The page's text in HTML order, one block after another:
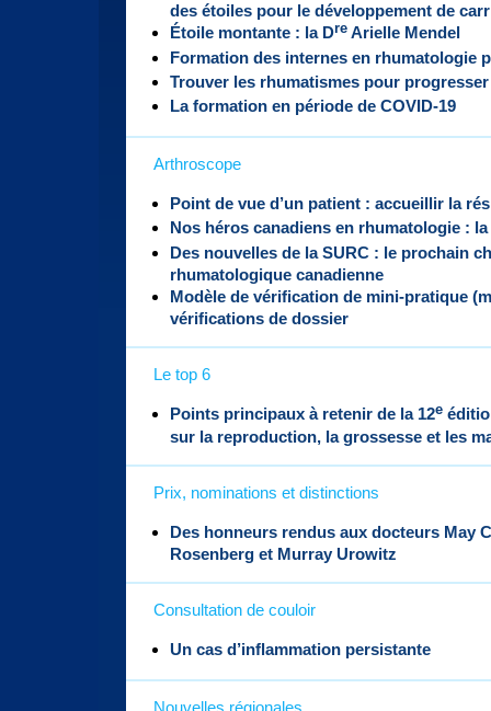
des étoiles pour le développement de
Étoile montante : la Dre Arielle Mendel
Formation des internes en rhumatologie
Trouver les rhumatismes pour
La formation en période de COVID-19
Arthroscope
Point de vue d’un patient : accueillir la
Nos héros canadiens en rhumatologie : la
Des nouvelles de la SURC : le prochain
rhumatologique canadienne
Modèle de vérification de mini-pratique
vérifications de dossier
Le top 6
Points principaux à retenir de la 12e
sur la reproduction, la grossesse et les
Prix, nominations et distinctions
Des honneurs rendus aux docteurs May
Rosenberg et Murray Urowitz
Consultation de couloir
Un cas d’inflammation persistante
Nouvelles régionales